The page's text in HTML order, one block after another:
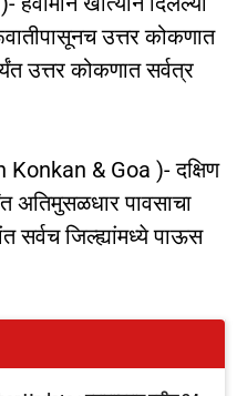
उत्तर कोकणात
उत्तर कोकणात सर्वत्र
Konkan & Goa )- दक्षिण
अतिमुसळधार पावसाचा
सर्वच जिल्ह्यांमध्ये पाऊस